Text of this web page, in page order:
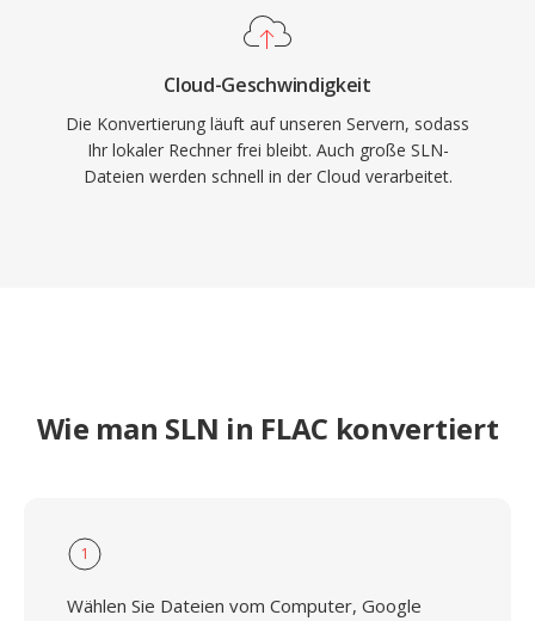
Cloud-Geschwindigkeit
Die Konvertierung läuft auf unseren Servern, sodass
Ihr lokaler Rechner frei bleibt. Auch große SLN-
Dateien werden schnell in der Cloud verarbeitet.
Wie man SLN in FLAC konvertiert
1
Wählen Sie Dateien vom Computer, Google